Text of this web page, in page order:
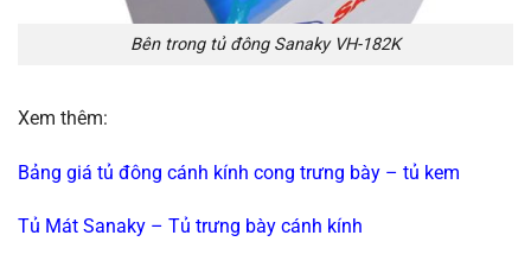
Bên trong tủ đông Sanaky VH-182K
Xem thêm:
Bảng giá tủ đông cánh kính cong trưng bày – tủ kem
Tủ Mát Sanaky – Tủ trưng bày cánh kính